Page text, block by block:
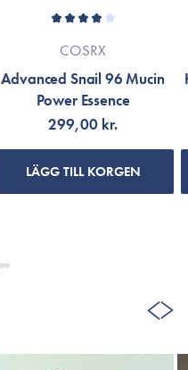
COSRX
Advanced Snail 96 Mucin
Power Essence
299,00 kr.
LÄGG TILL KORGEN